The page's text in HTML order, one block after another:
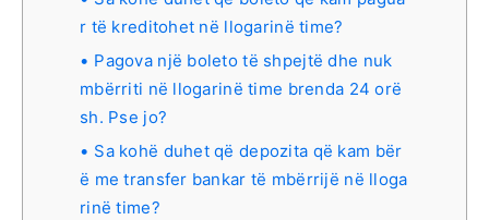
r të kreditohet në llogarinë time?
Pagova një boleto të shpejtë dhe nuk
mbërriti në llogarinë time brenda 24 orë
sh. Pse jo?
Sa kohë duhet që depozita që kam bër
ë me transfer bankar të mbërrijë në lloga
rinë time?